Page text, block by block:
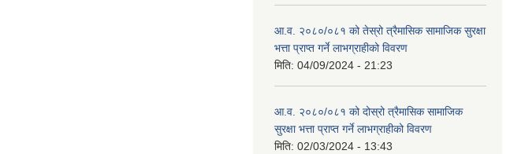
आ.व. २०८०/०८१ को तेस्रो त्रैमासिक सामाजिक सुरक्षा
भत्ता प्राप्त गर्ने लाभग्राहीको विवरण
मिति: 04/09/2024 - 21:23
आ.व. २०८०/०८१ को दोस्रो त्रैमासिक सामाजिक
सुरक्षा भत्ता प्राप्त गर्ने लाभग्राहीको विवरण
मिति: 02/03/2024 - 13:43